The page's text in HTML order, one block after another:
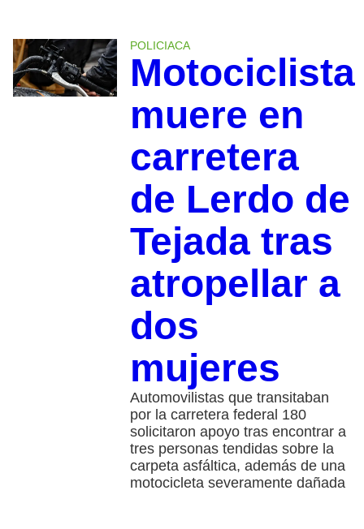
POLICIACA
Motociclista
muere en
carretera
de Lerdo de
Tejada tras
atropellar a
dos
mujeres
Automovilistas que transitaban
por la carretera federal 180
solicitaron apoyo tras encontrar a
tres personas tendidas sobre la
carpeta asfáltica, además de una
motocicleta severamente dañada